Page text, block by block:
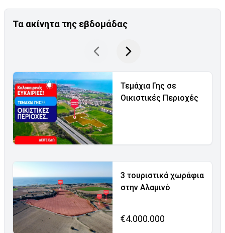
Τα ακίνητα της εβδομάδας
Τεμάχια Γης σε
Οικιστικές Περιοχές
3 τουριστικά χωράφια
στην Αλαμινό
€4.000.000